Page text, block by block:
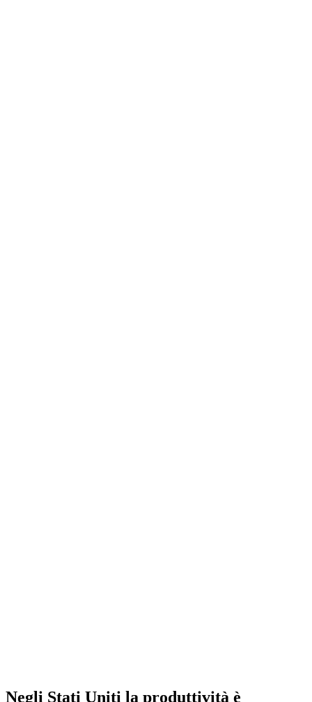
Negli Stati Uniti la produttività è